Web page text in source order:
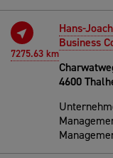
7275.63 km
Hans-
Business
4600